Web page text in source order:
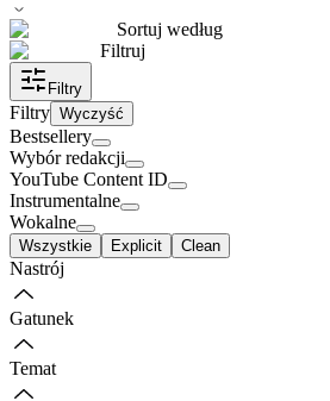
Sortuj według
Filtruj
Filtry
Filtry Wyczyść
Bestsellery
Wybór redakcji
YouTube Content ID
Instrumentalne
Wokalne
Wszystkie Explicit Clean
Nastrój
Gatunek
Temat